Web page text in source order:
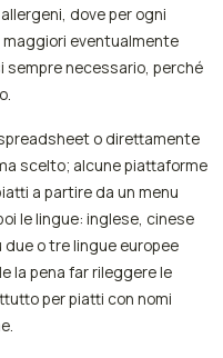
dove per ogni
eventualmente
sempre necessario, perché
o direttamente
scelto; alcune piattaforme
a partire da un menu
le lingue: inglese, cinese
o tre lingue europee
la pena far rileggere le
per piatti con nomi